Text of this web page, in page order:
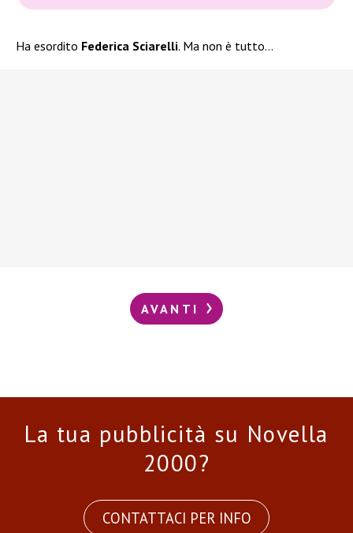
Ha esordito Federica Sciarelli. Ma non è tutto…
AVANTI
La tua pubblicità su Novella
2000?
CONTATTACI PER INFO